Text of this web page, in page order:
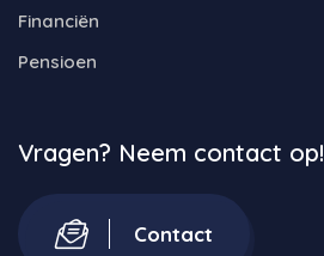
Financiën
Pensioen
Vragen? Neem contact op!
Contact